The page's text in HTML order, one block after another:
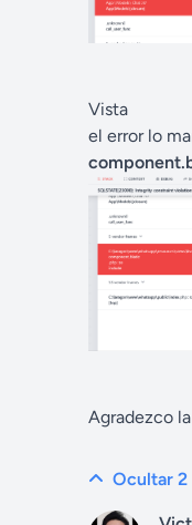
Vista
el error lo
Agradezco
Ocultar 2